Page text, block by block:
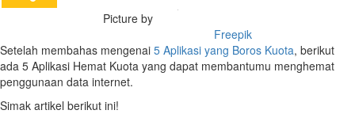
Picture by
Freepik
Setelah membahas mengenai 5 Aplikasi yang Boros Kuota, berikut
ada 5 Aplikasi Hemat Kuota yang dapat membantumu menghemat
penggunaan data internet.
Simak artikel berikut ini!